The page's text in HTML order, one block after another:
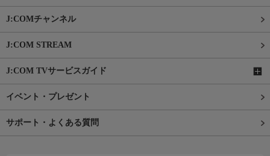
J:COMチャンネル
J:COM STREAM
J:COM TVサービスガイド
イベント・プレゼント
サポート・よくある質問